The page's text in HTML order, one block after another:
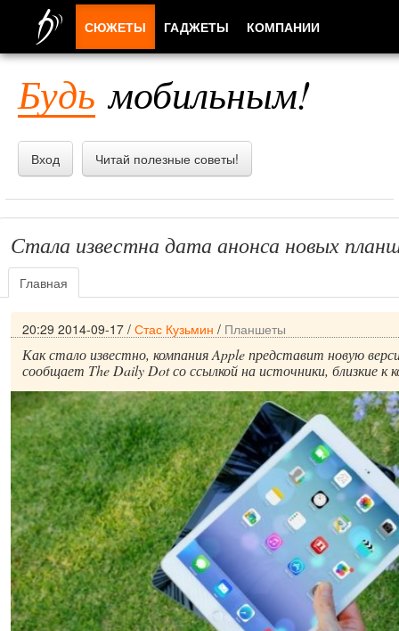
Будь мобильным!
Вход Читай полезные советы!
Стала известна дата анонса новых
Главная
20:29 2014-09-17 / Стас Кузьмин / Планшеты
Как стало известно, компания Apple представит новую
сообщает The Daily Dot со ссылкой на источники, близкие к
СЮЖЕТЫ ГАДЖЕТЫ КОМПАНИИ
ПРИЛОЖЕНИЯ